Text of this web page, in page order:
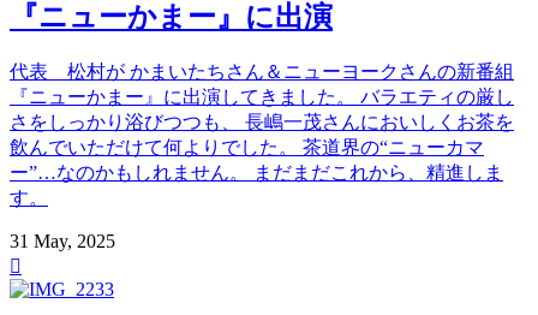
『ニューかまー』に出演
代表 松村が かまいたちさん＆ニューヨークさんの新番組
『ニューかまー』に出演してきました。 バラエティの厳し
さをしっかり浴びつつも、 長嶋一茂さんにおいしくお茶を
飲んでいただけて何よりでした。 茶道界の“ニューカマ
ー”…なのかもしれません。 まだまだこれから、精進しま
す。
31 May, 2025
